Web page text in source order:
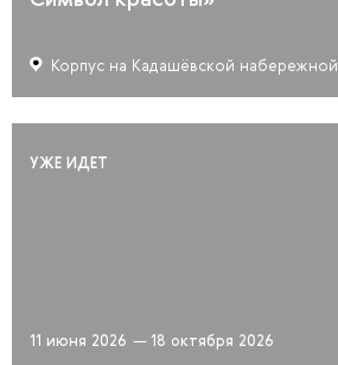
Корпус на Кадашёвской набережной
УЖЕ ИДЕТ
11 июня 2026 — 18 октября 2026